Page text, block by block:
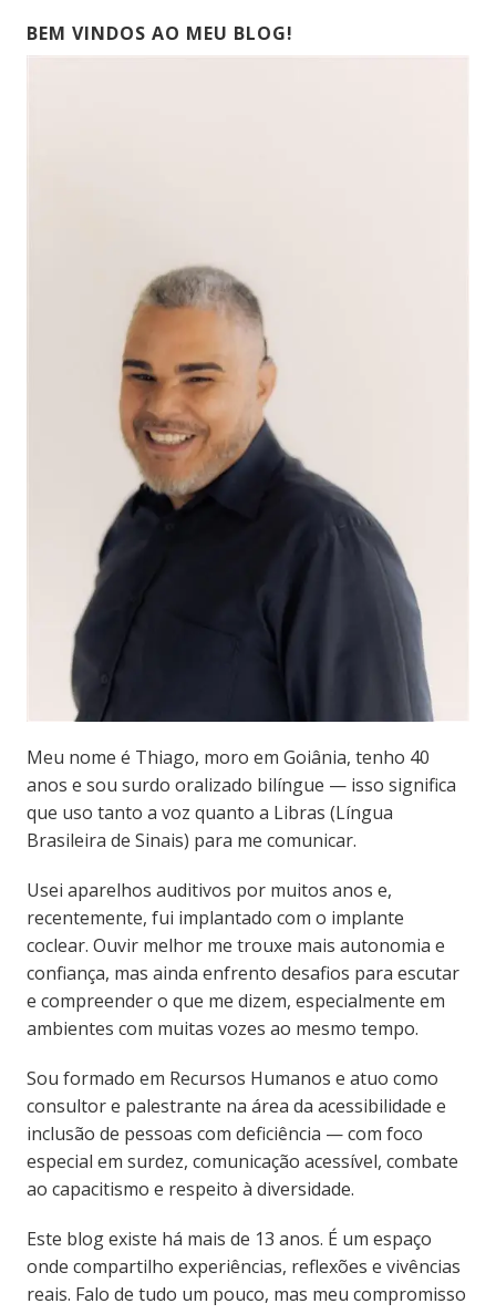
BEM VINDOS AO MEU BLOG!
Meu nome é Thiago, moro em Goiânia, tenho 40
anos e sou surdo oralizado bilíngue — isso significa
que uso tanto a voz quanto a Libras (Língua
Brasileira de Sinais) para me comunicar.
Usei aparelhos auditivos por muitos anos e,
recentemente, fui implantado com o implante
coclear. Ouvir melhor me trouxe mais autonomia e
confiança, mas ainda enfrento desafios para escutar
e compreender o que me dizem, especialmente em
ambientes com muitas vozes ao mesmo tempo.
Sou formado em Recursos Humanos e atuo como
consultor e palestrante na área da acessibilidade e
inclusão de pessoas com deficiência — com foco
especial em surdez, comunicação acessível, combate
ao capacitismo e respeito à diversidade.
Este blog existe há mais de 13 anos. É um espaço
onde compartilho experiências, reflexões e vivências
reais. Falo de tudo um pouco, mas meu compromisso